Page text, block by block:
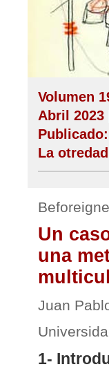
Volumen
Abril 2023
Publicado:
La
Un
una
Juan
1-